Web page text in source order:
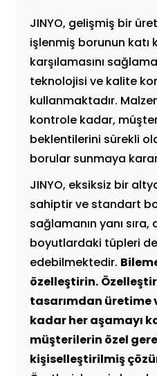
JINYO, gelişmiş bir
işlenmiş borunun katı
karşılamasını
teknolojisi ve kalite
kullanmaktadır.
kontrole kadar,
beklentilerini sürekli
borular sunmaya
JINYO, eksiksiz bir
sahiptir ve standart
sağlamanın yanı
boyutlardaki tüpleri
edebilmektedir.
özelleştirin.
tasarımdan üretime
kadar her aşamayı
müşterilerin özel
kişiselleştirilmiş